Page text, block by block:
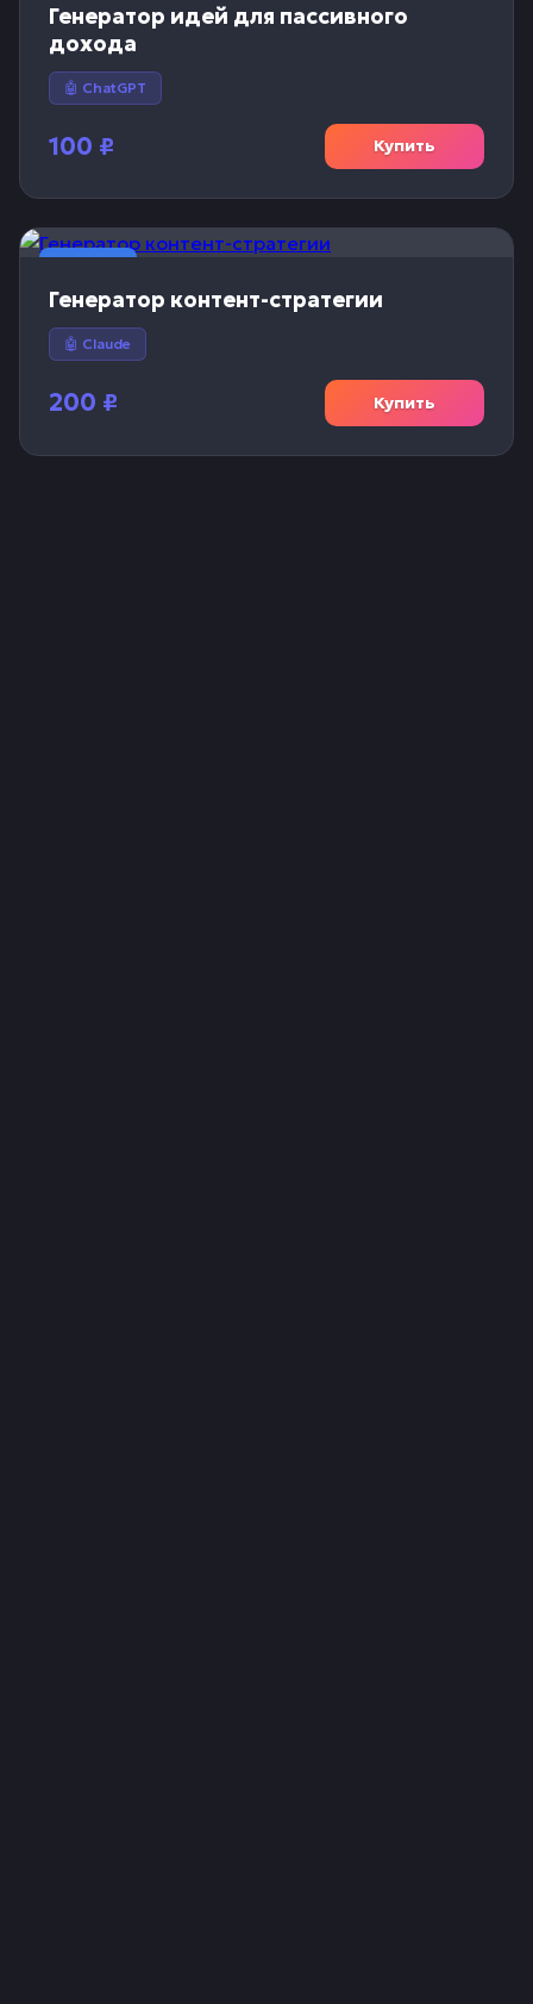
Генератор идей для пассивного
дохода
🤖 ChatGPT
100 ₽ Купить
Генератор контент-стратегии
🤖 Claude
200 ₽ Купить